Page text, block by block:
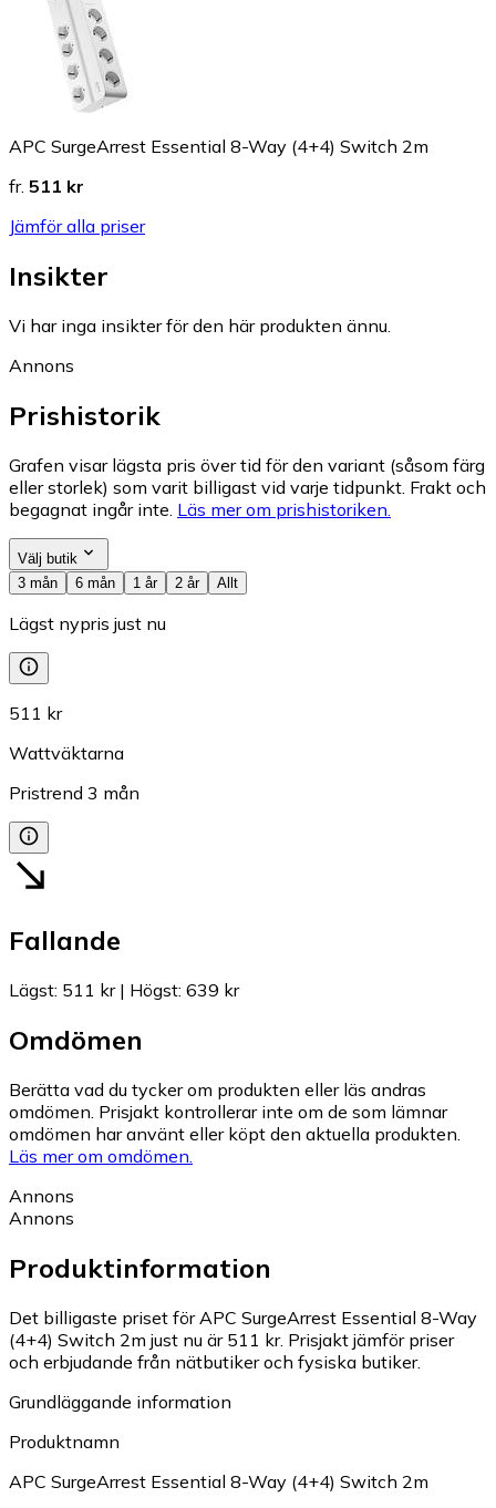
APC SurgeArrest Essential 8-Way (4+4) Switch 2m
fr. 511 kr
Jämför alla priser
Insikter
Vi har inga insikter för den här produkten ännu.
Annons
Prishistorik
Grafen visar lägsta pris över tid för den variant (såsom färg
eller storlek) som varit billigast vid varje tidpunkt. Frakt och
begagnat ingår inte. Läs mer om prishistoriken.
Välj butik
3 mån
6 mån 1 år 2 år Allt
Lägst nypris just nu
511 kr
Wattväktarna
Pristrend 3 mån
Fallande
Lägst: 511 kr| Högst: 639 kr
Omdömen
Berätta vad du tycker om produkten eller läs andras
omdömen. Prisjakt kontrollerar inte om de som lämnar
omdömen har använt eller köpt den aktuella produkten.
Läs mer om omdömen.
Annons
Annons
Produktinformation
Det billigaste priset för APC SurgeArrest Essential 8-Way
(4+4) Switch 2m just nu är 511 kr. Prisjakt jämför priser
och erbjudande från nätbutiker och fysiska butiker.
Grundläggande information
Produktnamn
APC SurgeArrest Essential 8-Way (4+4) Switch 2m